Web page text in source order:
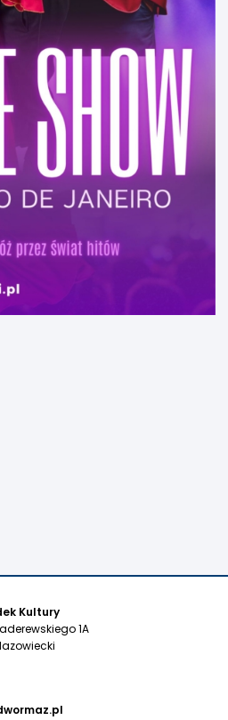
Kultury
1A